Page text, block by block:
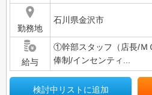
勤務地
石川県金沢市
給与
①幹部スタッフ（店長/Ｍ
俸制/インセンティ...
検討中リストに追加